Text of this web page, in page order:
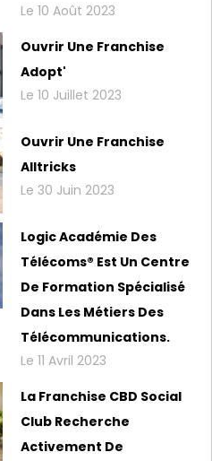
Le 10 Août 2023
Ouvrir Une Franchise
Adopt'
Le 10 Juillet 2023
Ouvrir Une Franchise
Alltricks
Le 30 Juin 2023
Logic Académie Des
Télécoms® Est Un Centre
De Formation Spécialisé
Dans Les Métiers Des
Télécommunications.
Le 11 Avril 2023
La Franchise CBD Social
Club Recherche
Activement De